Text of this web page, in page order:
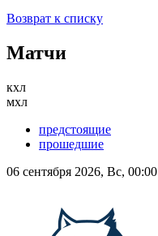
Возврат к списку
Матчи
кхл
мхл
предстоящие
прошедшие
06 сентября 2026, Вс, 00:00